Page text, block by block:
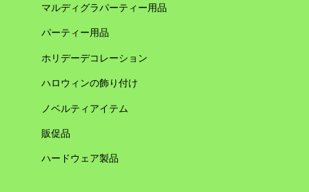
マルディグラパーティー用品
パーティー用品
ホリデーデコレーション
ハロウィンの飾り付け
ノベルティアイテム
販促品
ハードウェア製品